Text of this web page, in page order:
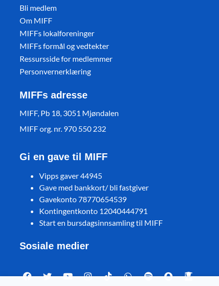
Bli medlem
Om MIFF
MIFFs lokalforeninger
MIFFs formål og vedtekter
Ressursside for medlemmer
Personvernerklæring
MIFFs adresse
MIFF, Pb 18, 3051 Mjøndalen
MIFF org. nr. 970 550 232
Gi en gave til MIFF
Vipps gaver 44945
Gave med bankkort/ bli fastgiver
Gavekonto 78770654539
Kontingentkonto 12040444791
Start en bursdagsinnsamling til MIFF
Sosiale medier